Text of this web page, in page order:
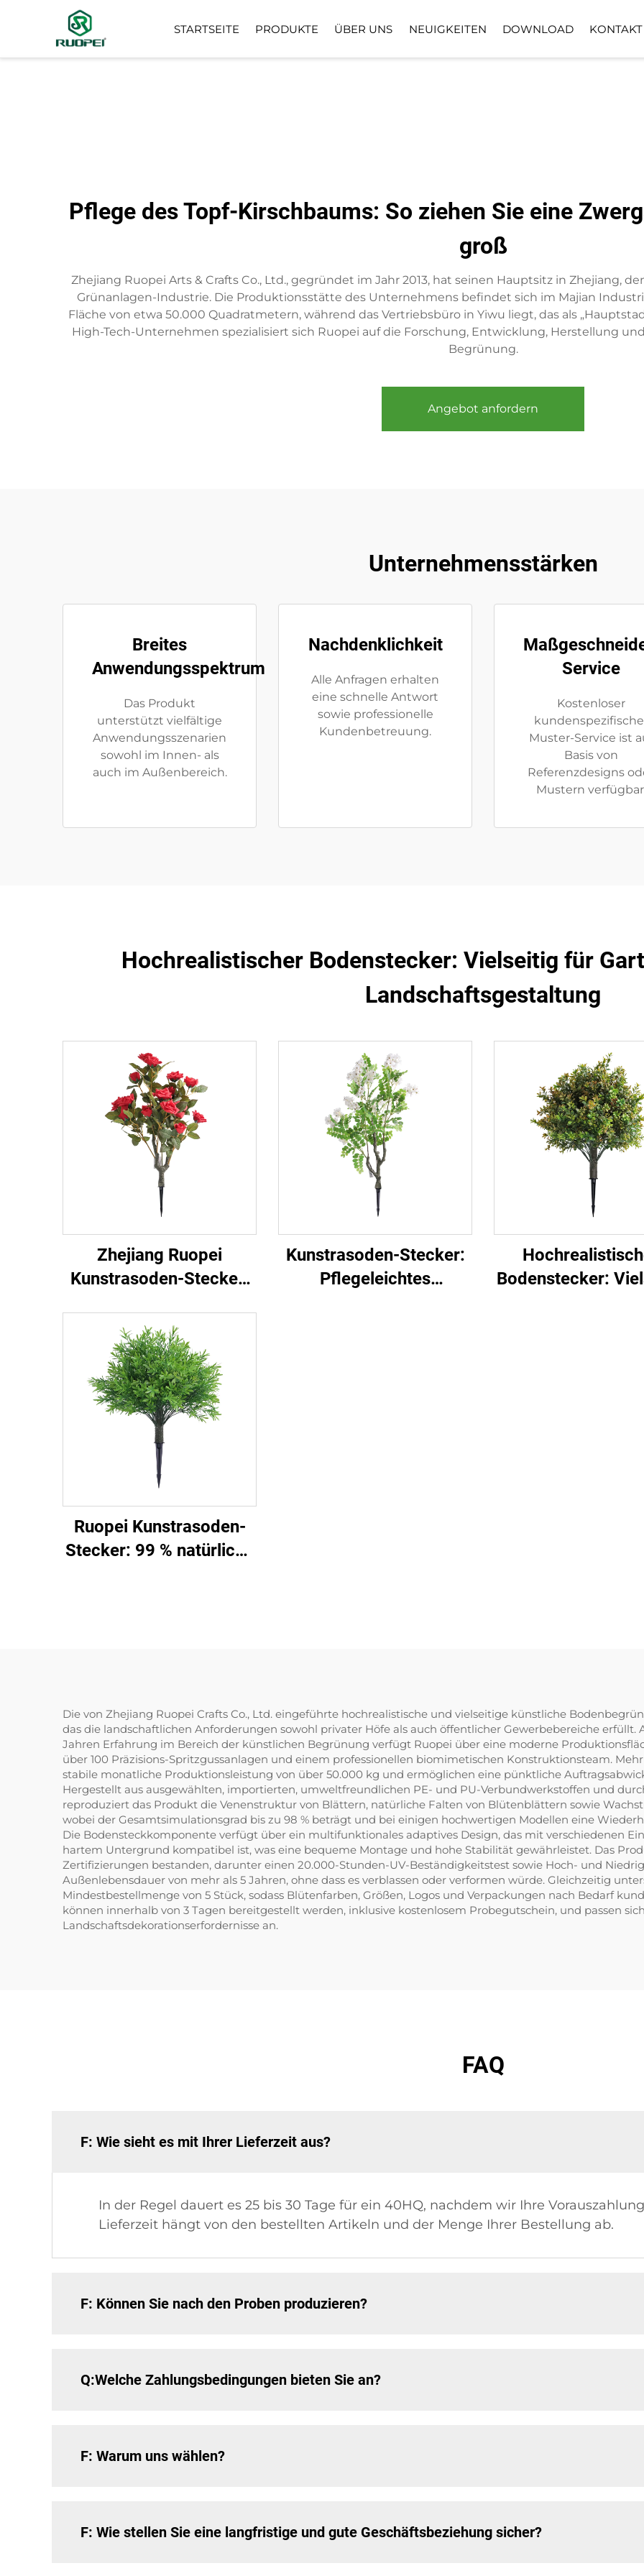
STARTSEITE PRODUKTE ÜBER UNS NEUIGKEITEN DOWNLOAD KONTAKT
Pflege des Topf-Kirschbaums: So ziehen Sie eine
groß
Zhejiang Ruopei Arts & Crafts Co., Ltd., gegründet im Jahr 2013, hat seinen Hauptsitz in Zhejiang,
Grünanlagen-Industrie. Die Produktionsstätte des Unternehmens befindet sich im Majian
Fläche von etwa 50.000 Quadratmetern, während das Vertriebsbüro in Yiwu liegt, das als
High-Tech-Unternehmen spezialisiert sich Ruopei auf die Forschung, Entwicklung, Herstellung
Begrünung.
Angebot anfordern
Unternehmensstärken
Breites
Anwendungsspektrum
Das Produkt
unterstützt vielfältige
Anwendungsszenarien
sowohl im Innen- als
auch im Außenbereich.
Nachdenklichkeit
Alle Anfragen erhalten
eine schnelle Antwort
sowie professionelle
Kundenbetreuung.
Service
Kostenloser
Muster-Service ist
Basis von
Referenzdesigns
Mustern
Hochrealistischer Bodenstecker: Vielseitig für
Landschaftsgestaltung
Zhejiang Ruopei
Kunstrasoden-Stecker:
beleben
Kunstrasoden-Stecker:
Pflegeleichtes
Bodenstecker:
Ruopei Kunstrasoden-
Stecker: 99 % natürliche
Die von Zhejiang Ruopei Crafts Co., Ltd. eingeführte hochrealistische und vielseitige künstliche
das die landschaftlichen Anforderungen sowohl privater Höfe als auch öffentlicher Gewerbebereiche erfüllt.
Jahren Erfahrung im Bereich der künstlichen Begrünung verfügt Ruopei über eine moderne
über 100 Präzisions-Spritzgussanlagen und einem professionellen biomimetischen Konstruktionsteam.
stabile monatliche Produktionsleistung von über 50.000 kg und ermöglichen eine pünktliche
Hergestellt aus ausgewählten, importierten, umweltfreundlichen PE- und PU-Verbundwerkstoffen und
reproduziert das Produkt die Venenstruktur von Blättern, natürliche Falten von Blütenblättern sowie
wobei der Gesamtsimulationsgrad bis zu 98 % beträgt und bei einigen hochwertigen Modellen eine
Die Bodensteckkomponente verfügt über ein multifunktionales adaptives Design, das mit verschiedenen
hartem Untergrund kompatibel ist, was eine bequeme Montage und hohe Stabilität gewährleistet. Das
Zertifizierungen bestanden, darunter einen 20.000-Stunden-UV-Beständigkeitstest sowie Hoch- und
Außenlebensdauer von mehr als 5 Jahren, ohne dass es verblassen oder verformen würde. Gleichzeitig
Mindestbestellmenge von 5 Stück, sodass Blütenfarben, Größen, Logos und Verpackungen nach Bedarf
können innerhalb von 3 Tagen bereitgestellt werden, inklusive kostenlosem Probegutschein, und passen
Landschaftsdekorationserfordernisse an.
FAQ
F: Wie sieht es mit Ihrer Lieferzeit aus?
In der Regel dauert es 25 bis 30 Tage für ein 40HQ, nachdem wir Ihre
Lieferzeit hängt von den bestellten Artikeln und der Menge Ihrer Bestellung ab.
F: Können Sie nach den Proben produzieren?
Q:Welche Zahlungsbedingungen bieten Sie an?
F: Warum uns wählen?
F: Wie stellen Sie eine langfristige und gute Geschäftsbeziehung sicher?